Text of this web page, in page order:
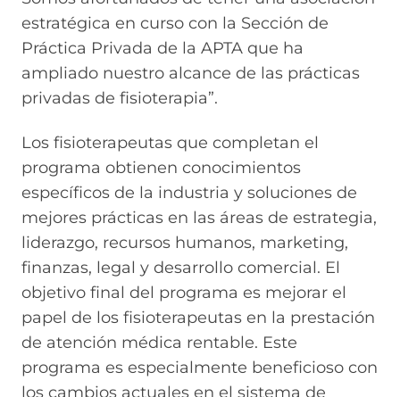
estratégica en curso con la Sección de
Práctica Privada de la APTA que ha
ampliado nuestro alcance de las prácticas
privadas de fisioterapia”.
Los fisioterapeutas que completan el
programa obtienen conocimientos
específicos de la industria y soluciones de
mejores prácticas en las áreas de estrategia,
liderazgo, recursos humanos, marketing,
finanzas, legal y desarrollo comercial. El
objetivo final del programa es mejorar el
papel de los fisioterapeutas en la prestación
de atención médica rentable. Este
programa es especialmente beneficioso con
los cambios actuales en el sistema de